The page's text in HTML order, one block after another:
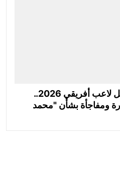
المرشحون لجائزة أفضل لاعب أفريقي 2026..
ومفاجأة بشأن "محمد